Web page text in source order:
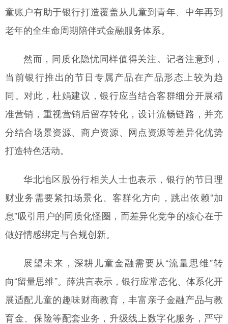
童账户有助于银行打造覆盖从儿童到青年、中年再到
老年的全生命周期陪伴式金融服务体系。
然而，同质化隐忧同样值得关注。记者注意到，
当前银行推出的节日专属产品在产品形态上较为趋
同。对此，杜娟建议，银行应当结合客群细分开展精
准营销，重视营销后留存转化，设计流畅链路，并充
分结合场景资源、商户资源、网点资源等差异化优势
打造特色活动。
华北地区股份行相关人士也表示，银行的节日理
财业务需要紧扣场景化、客群化方向，跳出依赖“加
息”吸引用户的同质化怪圈，而差异化竞争的核心在于
做好情感绑定与合规创新。
展望未来，深耕儿童金融需要从“流量思维”转
向“留量思维”。薛洪言表示，银行应常态化、体系化开
展适配儿童的趣味财商教育，丰富亲子金融产品与教
育金、保险等配套业务，升级线上数字化服务，严守